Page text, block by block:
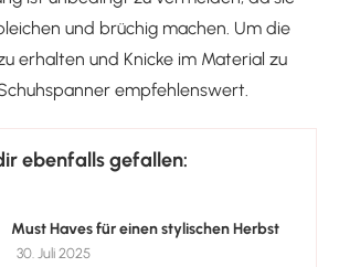
und brüchig machen. Um die
erhalten und Knicke im Material zu
empfehlenswert.
ebenfalls gefallen:
Must Haves für einen stylischen Herbst
30. Juli 2025